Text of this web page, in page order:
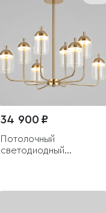
34 900 ₽
Потолочный
светодиодный